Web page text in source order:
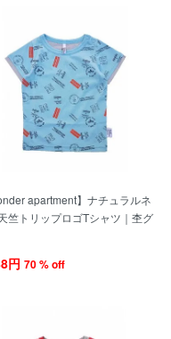
apartment】ナチュラルネ
竺トリップロゴTシャツ｜杢グ
円 70 % off